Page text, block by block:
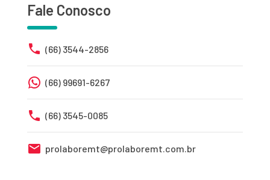
Fale Conosco
(66) 3544-2856
(66) 99691-6267
(66) 3545-0085
prolaboremt@prolaboremt.com.br